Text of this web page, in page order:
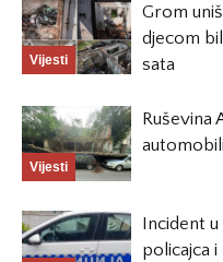
Vijesti
Grom
djecom
sata
Vijesti
Ruševina
Incident
policajca